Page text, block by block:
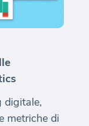
digitale,
metriche di